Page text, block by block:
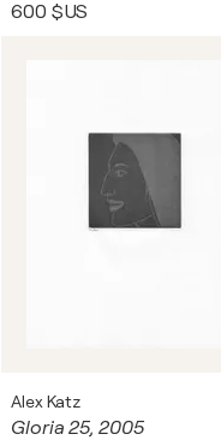
600 $US
Alex Katz
Gloria 25, 2005